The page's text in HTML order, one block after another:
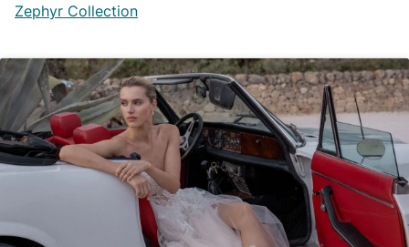
Zephyr Collection